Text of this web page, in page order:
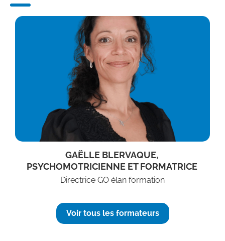
GAËLLE BLERVAQUE,
PSYCHOMOTRICIENNE ET FORMATRICE
Directrice GO élan formation
Voir tous les formateurs